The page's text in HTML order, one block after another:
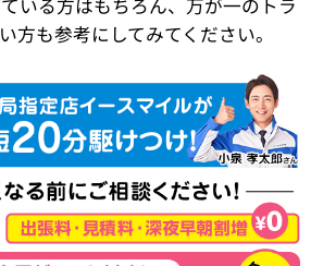
方も参考にしてみてください。